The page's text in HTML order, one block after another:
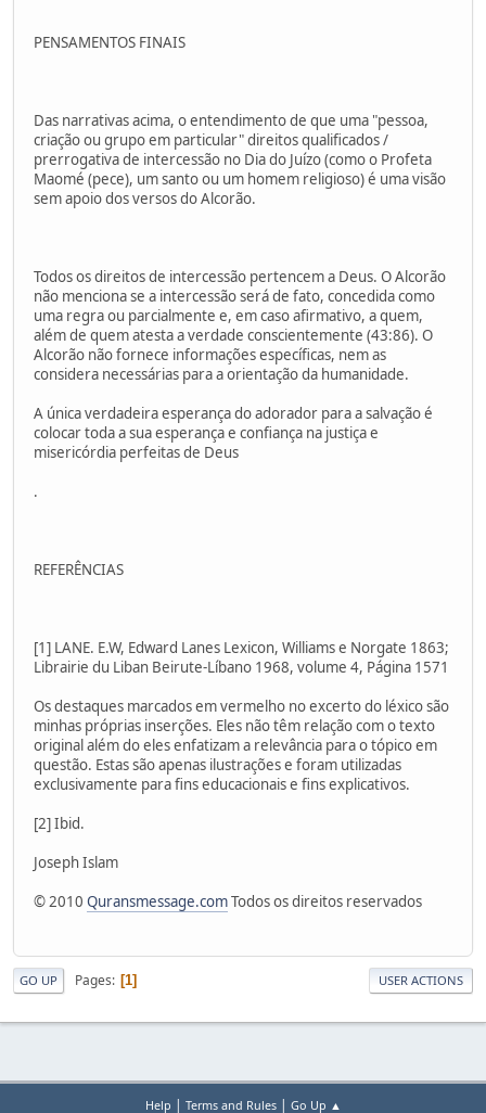
PENSAMENTOS FINAIS
Das narrativas acima, o entendimento de que uma "pessoa,
criação ou grupo em particular" direitos qualificados /
prerrogativa de intercessão no Dia do Juízo (como o Profeta
Maomé (pece), um santo ou um homem religioso) é uma visão
sem apoio dos versos do Alcorão.
Todos os direitos de intercessão pertencem a Deus. O Alcorão
não menciona se a intercessão será de fato, concedida como
uma regra ou parcialmente e, em caso afirmativo, a quem,
além de quem atesta a verdade conscientemente (43:86). O
Alcorão não fornece informações específicas, nem as
considera necessárias para a orientação da humanidade.
A única verdadeira esperança do adorador para a salvação é
colocar toda a sua esperança e confiança na justiça e
misericórdia perfeitas de Deus
.
REFERÊNCIAS
[1] LANE. E.W, Edward Lanes Lexicon, Williams e Norgate 1863;
Librairie du Liban Beirute-Líbano 1968, volume 4, Página 1571
Os destaques marcados em vermelho no excerto do léxico são
minhas próprias inserções. Eles não têm relação com o texto
original além do eles enfatizam a relevância para o tópico em
questão. Estas são apenas ilustrações e foram utilizadas
exclusivamente para fins educacionais e fins explicativos.
[2] Ibid.
Joseph Islam
© 2010 Quransmessage.comTodos os direitos reservados
GO UP Pages 1 USER ACTIONS
Help Terms and Rules| Go Up ▲